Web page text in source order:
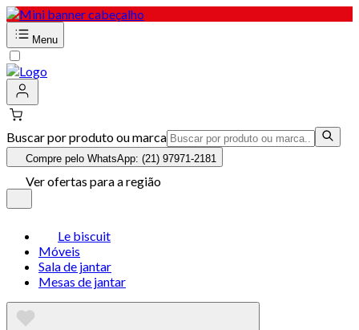
Menu
Buscar por produto ou marca
Compre pelo WhatsApp: (21) 97971-2181
Ver ofertas para a região
Le biscuit
Móveis
Sala de jantar
Mesas de jantar